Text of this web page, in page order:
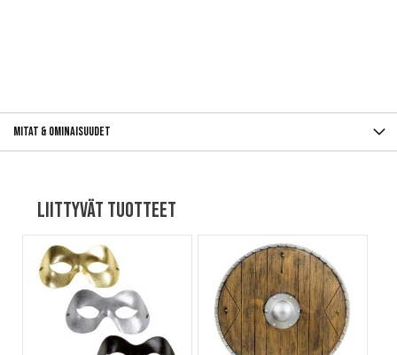
Mitat & ominaisuudet
Liittyvät tuotteet